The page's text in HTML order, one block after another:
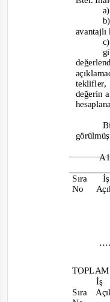
avantajlı
teklifler,
değerin
Sıra
No
….
İş
Sıra